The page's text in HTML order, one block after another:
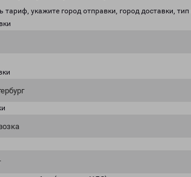
тариф, укажите город отправки, город доставки, тип